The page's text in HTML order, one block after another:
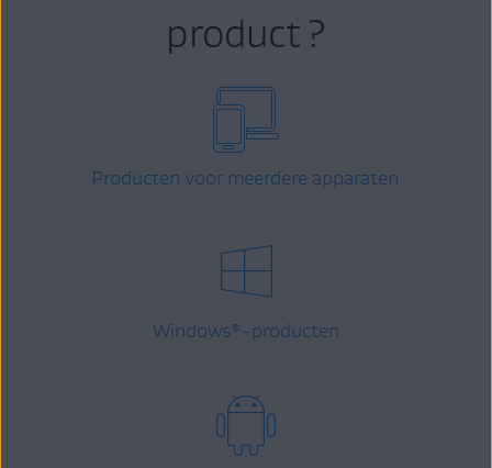
product ?
Producten voor meerdere apparaten
Windows® -producten